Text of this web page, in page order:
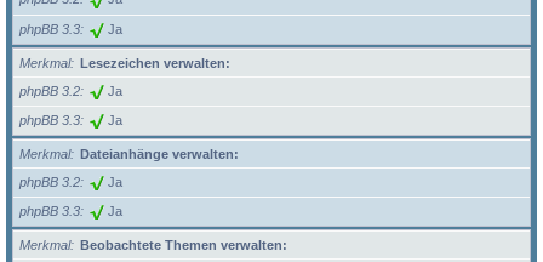
phpBB 3.3 Ja
Merkmal
Lesezeichen verwalten:
phpBB 3.2
Ja
phpBB 3.3 Ja
Merkmal
Dateianhänge verwalten:
phpBB 3.2
Ja
phpBB 3.3 Ja
Merkmal
Beobachtete Themen verwalten: